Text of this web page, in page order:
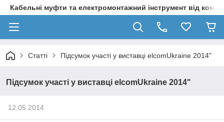
Кабельні муфти та електромонтажний інструмент від
Статті Підсумок участі у виставці elcomUkraine 2014"
Підсумок участі у виставці elcomUkraine 2014"
12.05.2014